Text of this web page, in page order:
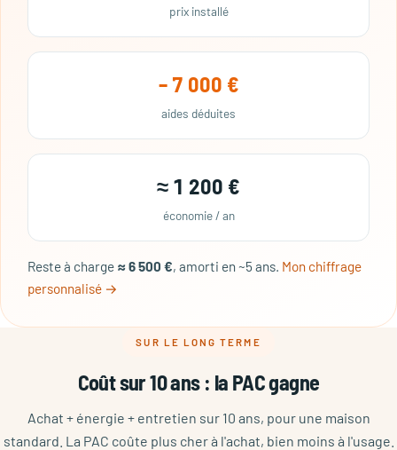
prix installé
– 7 000 €
aides déduites
≈ 1 200 €
économie / an
Reste à charge ≈ 6 500 €, amorti en ~5 ans. Mon chiffrage
personnalisé →
SUR LE LONG TERME
Coût sur 10 ans : la PAC gagne
Achat + énergie + entretien sur 10 ans, pour une maison
standard. La PAC coûte plus cher à l'achat, bien moins à l'usage.